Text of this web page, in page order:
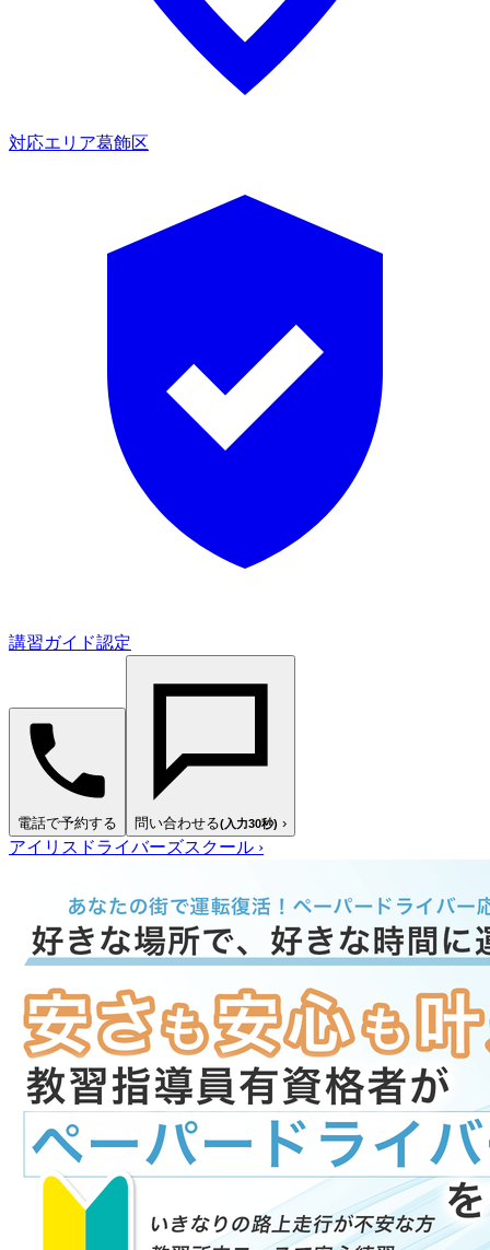
対応エリア葛飾区
講習ガイド認定
電話で予約する 問い合わせる(入力30秒) ›
アイリスドライバーズスクール ›